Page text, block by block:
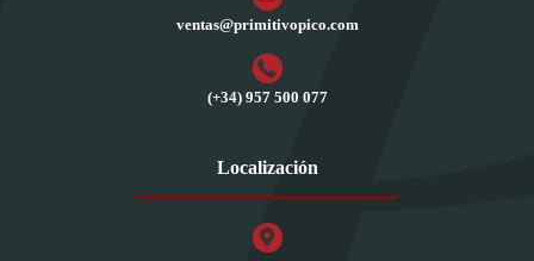
ventas@primitivopico.com
(+34) 957 500 077
Localización